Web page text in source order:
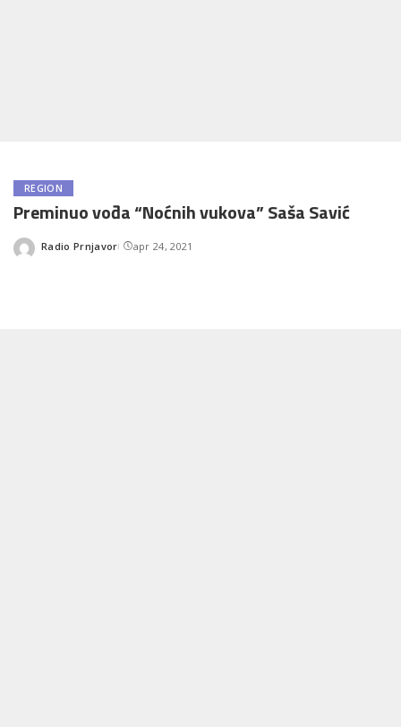
REGION
Preminuo vođa “Noćnih vukova” Saša Savić
Posted
Radio Prnjavor apr 24, 2021